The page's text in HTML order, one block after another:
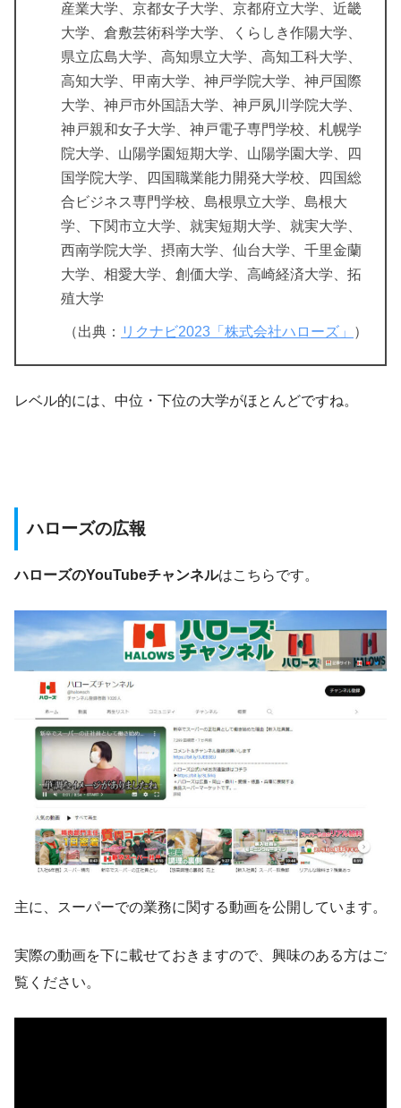
産業大学、京都女子大学、京都府立大学、近畿
大学、倉敷芸術科学大学、くらしき作陽大学、
県立広島大学、高知県立大学、高知工科大学、
高知大学、甲南大学、神戸学院大学、神戸国際
大学、神戸市外国語大学、神戸夙川学院大学、
神戸親和女子大学、神戸電子専門学校、札幌学
院大学、山陽学園短期大学、山陽学園大学、四
国学院大学、四国職業能力開発大学校、四国総
合ビジネス専門学校、島根県立大学、島根大
学、下関市立大学、就実短期大学、就実大学、
西南学院大学、摂南大学、仙台大学、千里金蘭
大学、相愛大学、創価大学、高崎経済大学、拓
殖大学
（出典： リクナビ2023「株式会社ハローズ」 ）
レベル的には、中位・下位の大学がほとんどですね。
ハローズの広報
ハローズのYouTubeチャンネルはこちらです。
主に、スーパーでの業務に関する動画を公開しています。
実際の動画を下に載せておきますので、興味のある方はご
覧ください。